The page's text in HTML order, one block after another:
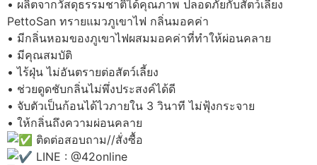
• ผลิตจากวัสดุธรรมชาติได้คุณภาพ ปลอดภัยกับสัตว์เลี้ยง
PettoSan ทรายแมวภูเขาไฟ กลิ่นมอคค่า
• มีกลิ่นหอมของภูเขาไฟผสมมอคค่าที่ทำให้ผ่อนคลาย
• มีคุณสมบัติ
• ไร้ฝุ่น ไม่อันตรายต่อสัตว์เลี้ยง
• ช่วยดูดชับกลิ่นไม่พึ่งประสงค์ได้ดี
• จับตัวเป็นก้อนได้ไวภายใน 3 วินาที ไม่ฟุ้งกระจาย
• ให้กลิ่นถึงความผ่อนคลาย
ติดต่อสอบถาม//สั่งซื้อ
LINE : @42online